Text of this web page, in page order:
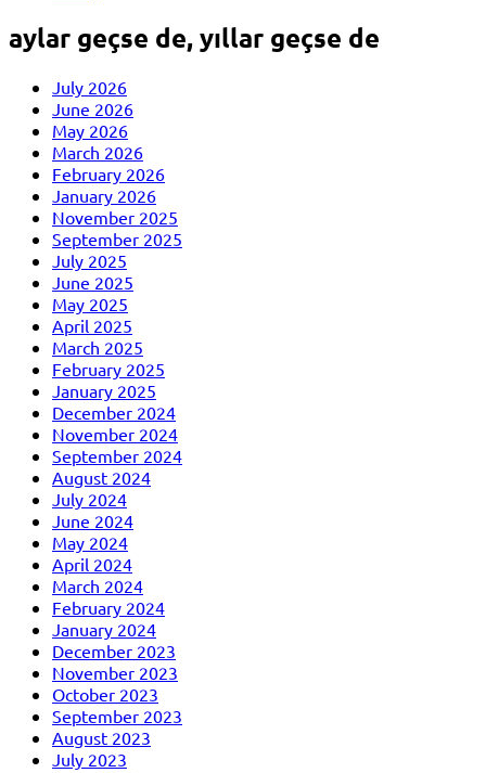
aylar geçse de, yıllar geçse de
July 2026
June 2026
May 2026
March 2026
February 2026
January 2026
November 2025
September 2025
July 2025
June 2025
May 2025
April 2025
March 2025
February 2025
January 2025
December 2024
November 2024
September 2024
August 2024
July 2024
June 2024
May 2024
April 2024
March 2024
February 2024
January 2024
December 2023
November 2023
October 2023
September 2023
August 2023
July 2023